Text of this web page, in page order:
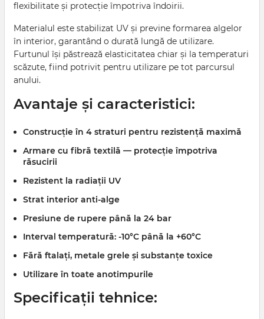
flexibilitate și protecție împotriva îndoirii.
Materialul este stabilizat UV și previne formarea algelor
în interior, garantând o durată lungă de utilizare.
Furtunul își păstrează elasticitatea chiar și la temperaturi
scăzute, fiind potrivit pentru utilizare pe tot parcursul
anului.
Avantaje și caracteristici:
Construcție în 4 straturi pentru rezistență maximă
Armare cu fibră textilă — protecție împotriva
răsucirii
Rezistent la radiații UV
Strat interior anti-alge
Presiune de rupere până la 24 bar
Interval temperatură: -10°C până la +60°C
Fără ftalați, metale grele și substanțe toxice
Utilizare în toate anotimpurile
Specificații tehnice: